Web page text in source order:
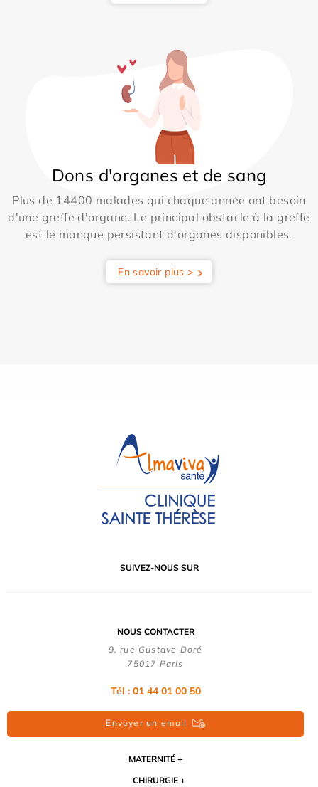
Dons d'organes et de sang
Plus de 14400 malades qui chaque année ont besoin
d'une greffe d'organe. Le principal obstacle à la greffe
est le manque persistant d'organes disponibles.
En savoir plus >
SUIVEZ-NOUS SUR
NOUS CONTACTER
9, rue Gustave Doré
75017 Paris
Tél : 01 44 01 00 50
Envoyer un email
MATERNITÉ
CHIRURGIE